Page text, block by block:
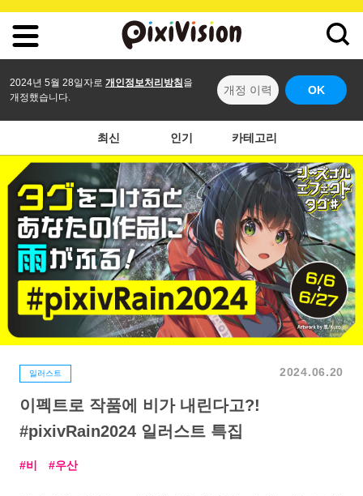
2024년 5월 28일자로 개인정보처리방침 을
개정했습니다.
개정 이력 OK
최신 인기 카테고리
일러스트 2024.06.20
이펙트로 작품에 비가 내린다고?!
#pixivRain2024 일러스트 특집
비 우산